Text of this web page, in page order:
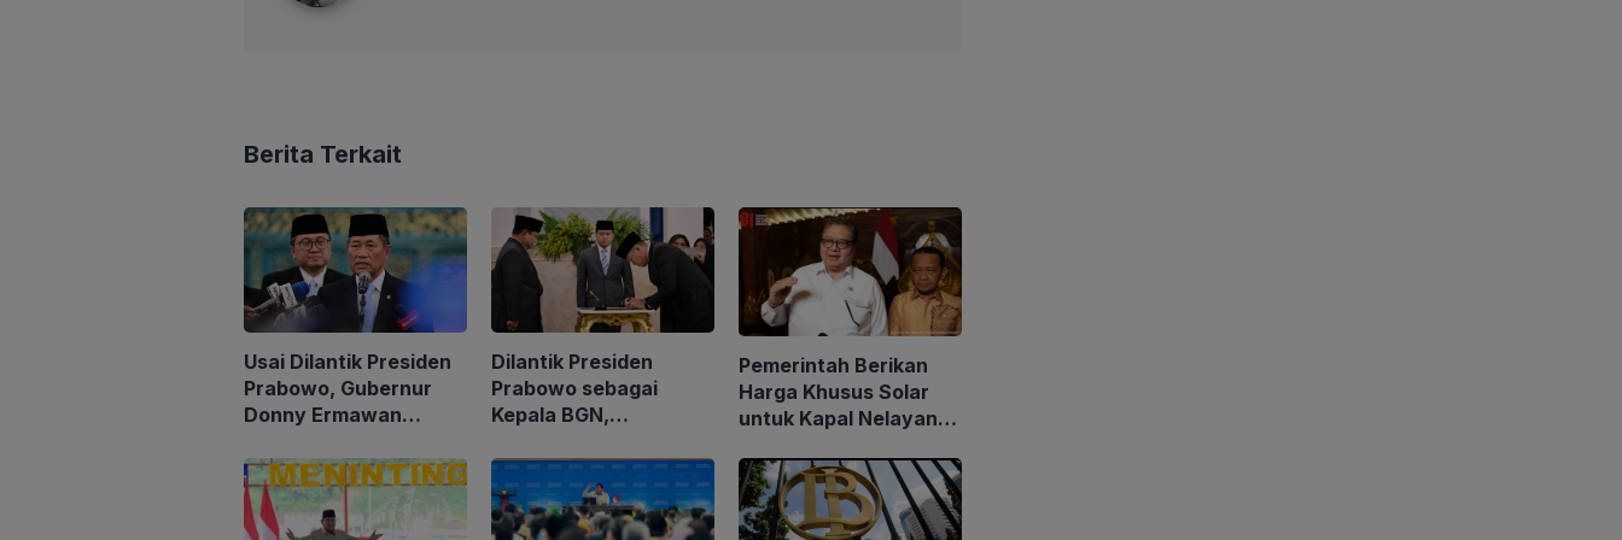
Berita Terkait
Usai Dilantik Presiden
Prabowo, Gubernur
Donny Ermawan
Pembentukan URI
Dilantik Presiden
Prabowo sebagai
Kepala BGN,
Jabatan Wamentan
Pemerintah Berikan
Harga Khusus Solar
untuk Kapal Nelayan
GT